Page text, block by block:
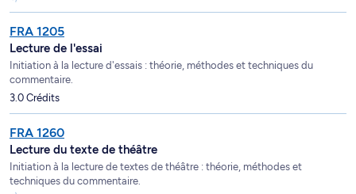
FRA 1205
Lecture de l'essai
Initiation à la lecture d'essais : théorie, méthodes et techniques du
commentaire.
3.0 Crédits
FRA 1260
Lecture du texte de théâtre
Initiation à la lecture de textes de théâtre : théorie, méthodes et
techniques du commentaire.